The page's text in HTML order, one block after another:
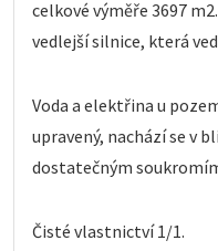
celkové výměře 3697
vedlejší silnice, která
Voda a elektřina u
upravený, nachází se v
dostatečným
Čisté vlastnictví 1/1.